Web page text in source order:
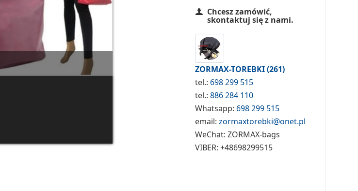
Chcesz zamówić,
skontaktuj się z nami.
ZORMAX-TOREBKI(261)
tel.: 698 299 515
tel.: 886 284 110
Whatsapp: 698 299 515
email: zormaxtorebki@onet.pl
WeChat: ZORMAX-bags
VIBER: +48698299515